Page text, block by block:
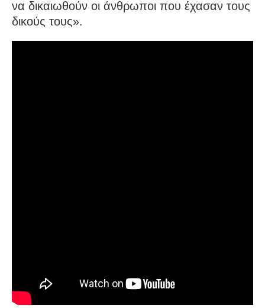
να δικαιωθούν οι άνθρωποι που έχασαν τους
δικούς τους».